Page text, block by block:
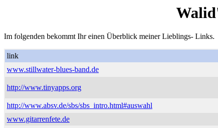
Im folgenden bekommt Ihr einen Überblick meiner Lieblings- Links.
link
www.stillwater-blues-band.de
http://www.tinyapps.org
http://www.absv.de/sbs/sbs_intro.html#auswahl
www.gitarrenfete.de